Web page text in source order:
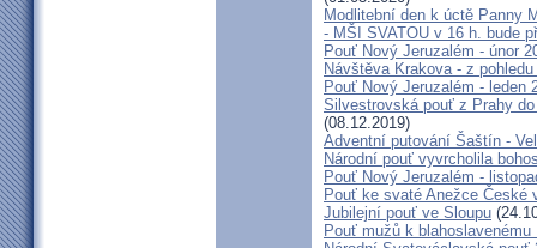
Modlitební den k úctě Panny
- MŠI SVATOU v 16 h. bude
Pouť Nový Jeruzalém - únor
Návštěva Krakova - z
Pouť Nový Jeruzalém - leden
Silvestrovská pouť z Prahy
(08.12.2019)
Adventní putování Šaštín -
Národní pouť vyvrcholila
Pouť Nový Jeruzalém -
Pouť ke svaté Anežce České
Jubilejní pouť ve Sloupu
Pouť mužů k